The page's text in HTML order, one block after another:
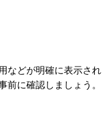
などが明確に表示され
に確認しましょう。